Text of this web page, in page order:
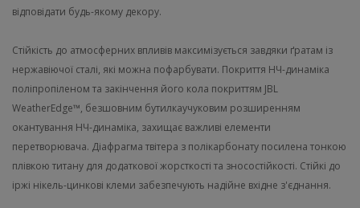
відповідати будь-якому декору.
Стійкість до атмосферних впливів максимізується завдяки ґратам із
нержавіючої сталі, які можна пофарбувати. Покриття НЧ-динаміка
поліпропіленом та закінчення його кола покриттям JBL
WeatherEdge™, безшовним бутилкаучуковим розширенням
окантування НЧ-динаміка, захищає важливі елементи
перетворювача. Діафрагма твітера з полікарбонату посилена тонкою
плівкою титану для додаткової жорсткості та зносостійкості. Стійкі до
іржі нікель-цинкові клеми забезпечують надійне вхідне з'єднання.